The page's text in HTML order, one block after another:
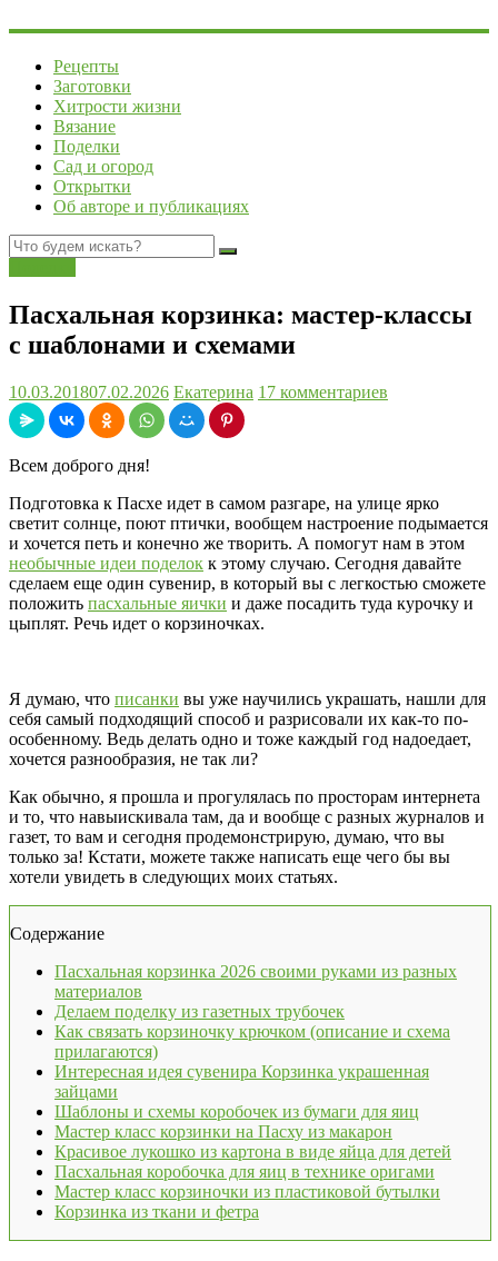
Рецепты
Заготовки
Хитрости жизни
Вязание
Поделки
Сад и огород
Открытки
Об авторе и публикациях
Пасхальная корзинка: мастер-классы
с шаблонами и схемами
10.03.201807.02.2026 Екатерина 17 комментариев
Всем доброго дня!
Подготовка к Пасхе идет в самом разгаре, на улице ярко
светит солнце, поют птички, вообщем настроение подымается
и хочется петь и конечно же творить. А помогут нам в этом
необычные идеи поделок к этому случаю. Сегодня давайте
сделаем еще один сувенир, в который вы с легкостью сможете
положить пасхальные яички и даже посадить туда курочку и
цыплят. Речь идет о корзиночках.
Я думаю, что писанки вы уже научились украшать, нашли для
себя самый подходящий способ и разрисовали их как-то по-
особенному. Ведь делать одно и тоже каждый год надоедает,
хочется разнообразия, не так ли?
Как обычно, я прошла и прогулялась по просторам интернета
и то, что навыискивала там, да и вообще с разных журналов и
газет, то вам и сегодня продемонстрирую, думаю, что вы
только за! Кстати, можете также написать еще чего бы вы
хотели увидеть в следующих моих статьях.
Содержание
Пасхальная корзинка 2026 своими руками из разных
материалов
Делаем поделку из газетных трубочек
Как связать корзиночку крючком (описание и схема
прилагаются)
Интересная идея сувенира Корзинка украшенная
зайцами
Шаблоны и схемы коробочек из бумаги для яиц
Мастер класс корзинки на Пасху из макарон
Красивое лукошко из картона в виде яйца для детей
Пасхальная коробочка для яиц в технике оригами
Мастер класс корзиночки из пластиковой бутылки
Корзинка из ткани и фетра